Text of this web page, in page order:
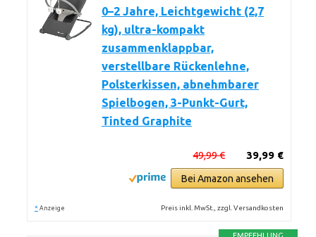
0–2 Jahre, Leichtgewicht (2,7
kg), ultra-kompakt
zusammenklappbar,
verstellbare Rückenlehne,
Polsterkissen, abnehmbarer
Spielbogen, 3-Punkt-Gurt,
Tinted Graphite
39,99 €
49,99 €
Bei Amazon ansehen
* Anzeige Preis inkl. MwSt., zzgl. Versandkosten